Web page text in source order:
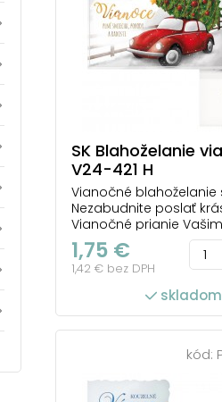
SK Blahoželanie
V24-421 H
Vianočné blahoželanie
Nezabudnite poslať
Vianočné prianie
Určite ich poteší to, že
spomenuli. Text na
Vianoce plné
radosti Text vo vnútri
Krásne Vianoce a
1,75 €
1,42 € bez DPH
skladom
kód: